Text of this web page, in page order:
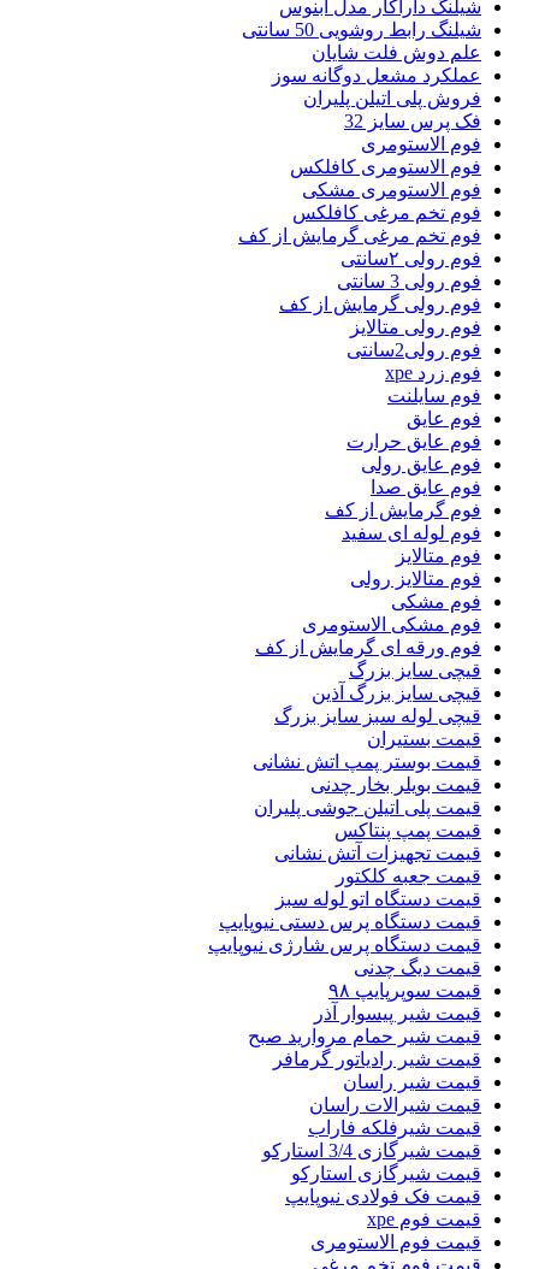
شیلنگ داراکار مدل ابنوس
شیلنگ رابط روشویی 50 سانتی
علم دوش فلت شایان
عملکرد مشعل دوگانه سوز
فروش پلی اتیلن پلیران
فک پرس سایز 32
فوم الاستومری
فوم الاستومری کافلکس
فوم الاستومری مشکی
فوم تخم مرغی کافلکس
فوم تخم مرغی گرمایش از کف
فوم رولی ۲سانتی
فوم رولی 3 سانتی
فوم رولی گرمایش از کف
فوم رولی متالایز
فوم رولی2سانتی
فوم زرد xpe
فوم سایلنت
فوم عایق
فوم عایق حرارت
فوم عایق رولی
فوم عایق صدا
فوم گرمایش از کف
فوم لوله ای سفید
فوم متالایز
فوم متالایز رولی
فوم مشکی
فوم مشکی الاستومری
فوم ورقه ای گرمایش از کف
قیچی سایز بزرگ
قیچی سایز بزرگ آذین
قیچی لوله سبز سایز بزرگ
قیمت بستیران
قیمت بوستر پمپ اتش نشانی
قیمت بویلر بخار چدنی
قیمت پلی اتیلن جوشی پلیران
قیمت پمپ پنتاکس
قیمت تجهیزات آتش نشانی
قیمت جعبه کلکتور
قیمت دستگاه اتو لوله سبز
قیمت دستگاه پرس دستی نیوپایپ
قیمت دستگاه پرس شارژی نیوپایپ
قیمت دیگ چدنی
قیمت سوپرپایپ ۹۸
قیمت شیر پیسوار آذر
قیمت شیر حمام مروارید صبح
قیمت شیر رادیاتور گرمافر
قیمت شیر راسان
قیمت شیرالات راسان
قیمت شیرفلکه فاراب
قیمت شیرگازی 3/4 استارکو
قیمت شیرگازی استارکو
قیمت فک فولادی نیوپایپ
قیمت فوم xpe
قیمت فوم الاستومری
قیمت فوم تخم مرغی